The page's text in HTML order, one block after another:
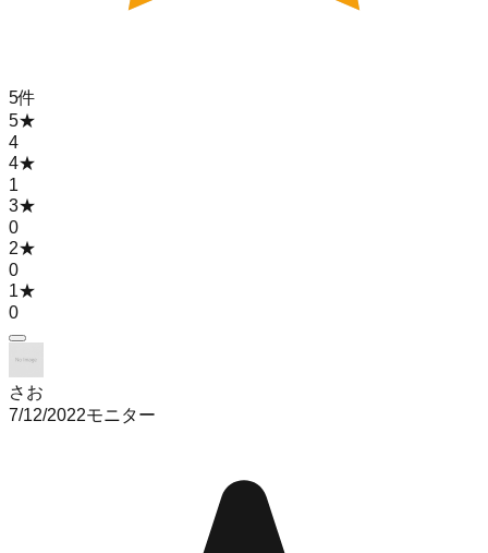
5件
5★
4
4★
1
3★
0
2★
0
1★
0
さお
7/12/2022モニター